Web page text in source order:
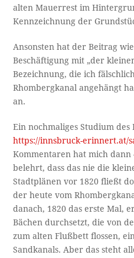
alten Mauerrest im
Kennzeichnung der
Ansonsten hat der Beitrag
Beschäftigung mit „der
Bezeichnung, die ich
Rhombergkanal angehängt
an.
Ein nochmaliges Studium des
https://innsbruck-erinnert.at/
Kommentaren hat mich
belehrt, dass das nie die
Stadtplänen vor 1820 fließt
der heute vom
danach, 1820 das erste Mal,
Bächen durchsetzt, die von
zum alten Flußbett flossen,
Sandkanals. Aber das steht